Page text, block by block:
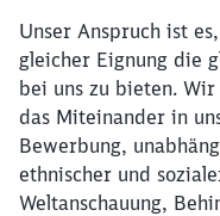
Unser Anspruch ist
gleicher Eignung die
bei uns zu bieten.
das Miteinander in
Bewerbung,
ethnischer und
Weltanschauung,